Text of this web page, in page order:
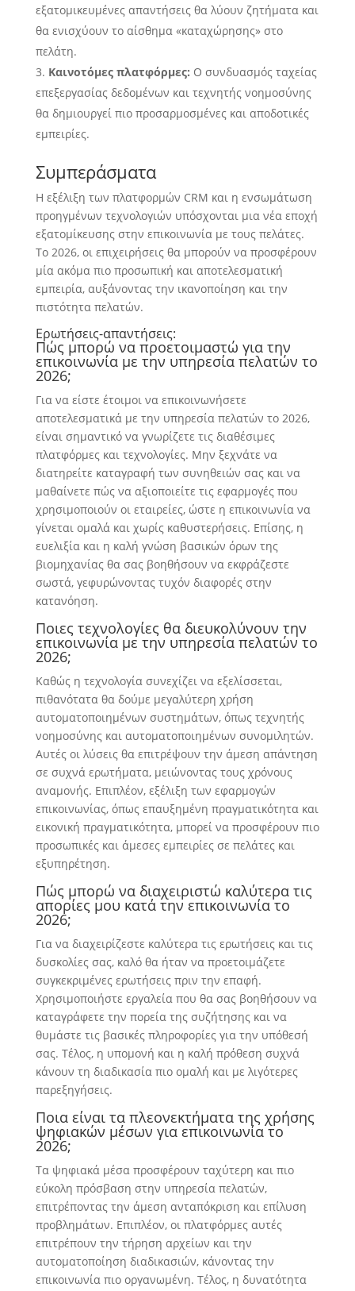
εξατομικευμένες απαντήσεις θα λύουν ζητήματα και
θα ενισχύουν το αίσθημα «καταχώρησης» στο
πελάτη.
Καινοτόμες πλατφόρμες: Ο συνδυασμός ταχείας
επεξεργασίας δεδομένων και τεχνητής νοημοσύνης
θα δημιουργεί πιο προσαρμοσμένες και αποδοτικές
εμπειρίες.
Συμπεράσματα
Η εξέλιξη των πλατφορμών CRM και η ενσωμάτωση
προηγμένων τεχνολογιών υπόσχονται μια νέα εποχή
εξατομίκευσης στην επικοινωνία με τους πελάτες.
Το 2026, οι επιχειρήσεις θα μπορούν να προσφέρουν
μία ακόμα πιο προσωπική και αποτελεσματική
εμπειρία, αυξάνοντας την ικανοποίηση και την
πιστότητα πελατών.
Ερωτήσεις-απαντήσεις:
Πώς μπορώ να προετοιμαστώ για την
επικοινωνία με την υπηρεσία πελατών το
2026;
Για να είστε έτοιμοι να επικοινωνήσετε
αποτελεσματικά με την υπηρεσία πελατών το 2026,
είναι σημαντικό να γνωρίζετε τις διαθέσιμες
πλατφόρμες και τεχνολογίες. Μην ξεχνάτε να
διατηρείτε καταγραφή των συνηθειών σας και να
μαθαίνετε πώς να αξιοποιείτε τις εφαρμογές που
χρησιμοποιούν οι εταιρείες, ώστε η επικοινωνία να
γίνεται ομαλά και χωρίς καθυστερήσεις. Επίσης, η
ευελιξία και η καλή γνώση βασικών όρων της
βιομηχανίας θα σας βοηθήσουν να εκφράζεστε
σωστά, γεφυρώνοντας τυχόν διαφορές στην
κατανόηση.
Ποιες τεχνολογίες θα διευκολύνουν την
επικοινωνία με την υπηρεσία πελατών το
2026;
Καθώς η τεχνολογία συνεχίζει να εξελίσσεται,
πιθανότατα θα δούμε μεγαλύτερη χρήση
αυτοματοποιημένων συστημάτων, όπως τεχνητής
νοημοσύνης και αυτοματοποιημένων συνομιλητών.
Αυτές οι λύσεις θα επιτρέψουν την άμεση απάντηση
σε συχνά ερωτήματα, μειώνοντας τους χρόνους
αναμονής. Επιπλέον, εξέλιξη των εφαρμογών
επικοινωνίας, όπως επαυξημένη πραγματικότητα και
εικονική πραγματικότητα, μπορεί να προσφέρουν πιο
προσωπικές και άμεσες εμπειρίες σε πελάτες και
εξυπηρέτηση.
Πώς μπορώ να διαχειριστώ καλύτερα τις
απορίες μου κατά την επικοινωνία το
2026;
Για να διαχειρίζεστε καλύτερα τις ερωτήσεις και τις
δυσκολίες σας, καλό θα ήταν να προετοιμάζετε
συγκεκριμένες ερωτήσεις πριν την επαφή.
Χρησιμοποιήστε εργαλεία που θα σας βοηθήσουν να
καταγράφετε την πορεία της συζήτησης και να
θυμάστε τις βασικές πληροφορίες για την υπόθεσή
σας. Τέλος, η υπομονή και η καλή πρόθεση συχνά
κάνουν τη διαδικασία πιο ομαλή και με λιγότερες
παρεξηγήσεις.
Ποια είναι τα πλεονεκτήματα της χρήσης
ψηφιακών μέσων για επικοινωνία το
2026;
Τα ψηφιακά μέσα προσφέρουν ταχύτερη και πιο
εύκολη πρόσβαση στην υπηρεσία πελατών,
επιτρέποντας την άμεση ανταπόκριση και επίλυση
προβλημάτων. Επιπλέον, οι πλατφόρμες αυτές
επιτρέπουν την τήρηση αρχείων και την
αυτοματοποίηση διαδικασιών, κάνοντας την
επικοινωνία πιο οργανωμένη. Τέλος, η δυνατότητα